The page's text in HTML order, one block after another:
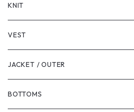
LONG SLEEVE
KNIT
VEST
JACKET / OUTER
BOTTOMS